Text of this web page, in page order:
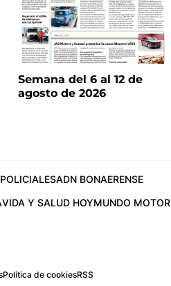
Semana del 6 al 12 de
agosto de 2026
POLICIALESADN BONAERENSE
VIDA Y SALUD HOYMUNDO MOTOR
Política de cookiesRSS